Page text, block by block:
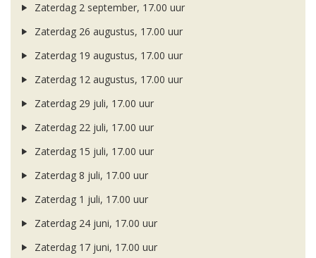
Zaterdag 2 september, 17.00 uur
Zaterdag 26 augustus, 17.00 uur
Zaterdag 19 augustus, 17.00 uur
Zaterdag 12 augustus, 17.00 uur
Zaterdag 29 juli, 17.00 uur
Zaterdag 22 juli, 17.00 uur
Zaterdag 15 juli, 17.00 uur
Zaterdag 8 juli, 17.00 uur
Zaterdag 1 juli, 17.00 uur
Zaterdag 24 juni, 17.00 uur
Zaterdag 17 juni, 17.00 uur